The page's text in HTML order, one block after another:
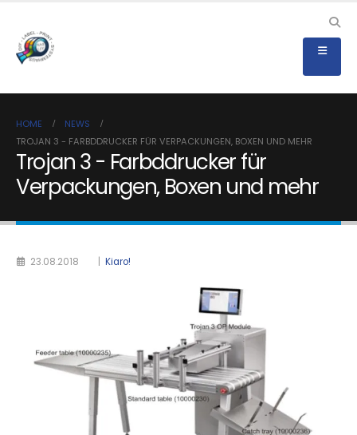
HOME
NEWS
TROJAN 3 - FARBDDRUCKER FÜR VERPACKUNGEN, BOXEN UND MEHR
Trojan 3 - Farbddrucker für
Verpackungen, Boxen und mehr
23.08.2018 Kiaro!